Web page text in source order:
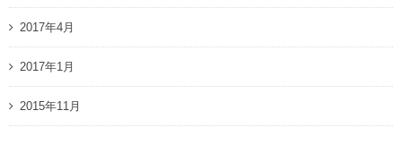
2017年4月
2017年1月
2015年11月